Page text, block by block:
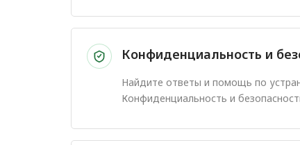
Конфиденциальность и
Найдите ответы и помощь по
Конфиденциальность и